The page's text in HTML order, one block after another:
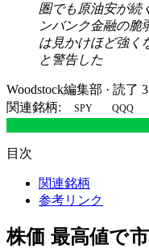
圏でも原油安が続
ンバンク金融の脆
は見かけほど強く
と警告した
Woodstock編集部 · 読了
関連銘柄:
SPY QQQ
目次
関連銘柄
参考リンク
株価 最高値で